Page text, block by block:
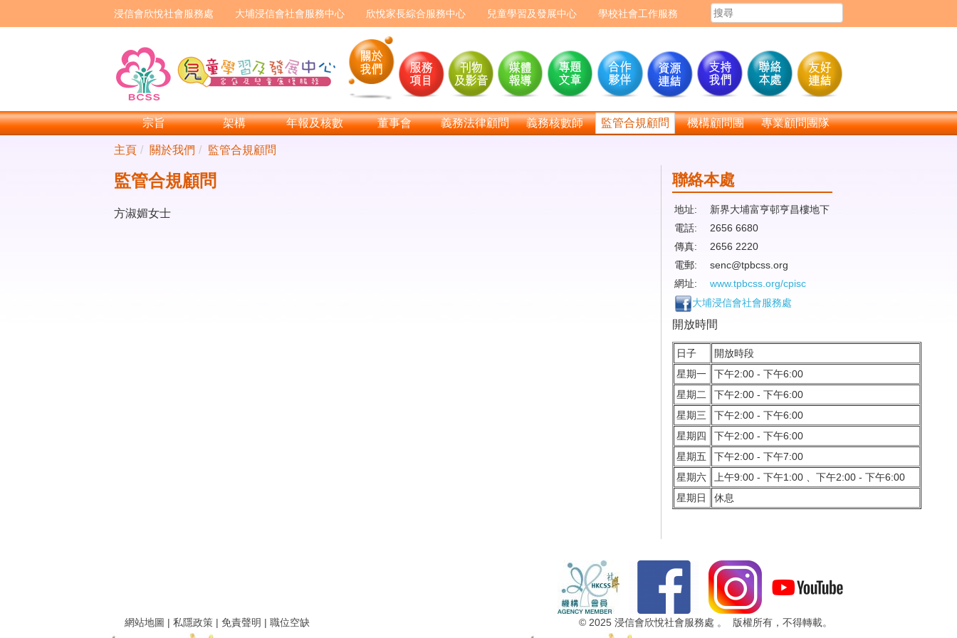
浸信會欣悅社會服務處 大埔浸信會社會服務中心 欣悅家長綜合服務中心 兒童學習及發展中心 學校社會工作服務
宗旨 架構 年報及核數 董事會 義務法律顧問 義務核數師 監管合規顧問 機構顧問團 專業顧問團隊
主頁 關於我們 監管合規顧問
監管合規顧問
方淑媚女士
聯絡本處
地址:
新界大埔富亨邨亨昌樓地下
電話:
2656 6680
傳真:
2656 2220
電郵:
senc@tpbcss.org
網址:
www.tpbcss.org/cpisc
大埔浸信會社會服務處
開放時間
日子
開放時段
星期一
下午2:00 - 下午6:00
星期二
下午2:00 - 下午6:00
星期三
下午2:00 - 下午6:00
星期四
下午2:00 - 下午6:00
星期五
下午2:00 - 下午7:00
星期六
上午9:00 - 下午1:00 、下午2:00 - 下午6:00
星期日
休息
網站地圖 | 私隱政策 | 免責聲明 | 職位空缺 © 2025 浸信會欣悅社會服務處 。 版權所有，不得轉載。